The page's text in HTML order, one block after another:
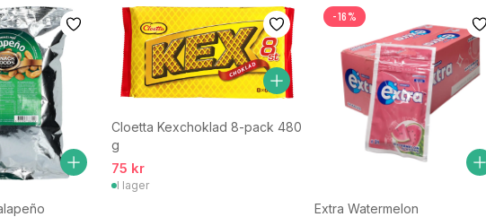
Cloetta Kexchoklad 8-pack 480
g
75 kr
I lager
-16%
Extra Watermelon